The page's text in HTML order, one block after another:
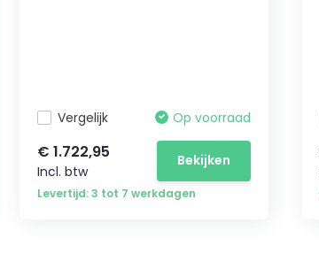
Vergelijk Op voorraad
€ 1.722,95
Incl. btw
Bekijken
Levertijd: 3 tot 7 werkdagen